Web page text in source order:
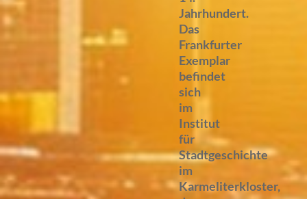
Jahrhundert.
Das
Frankfurter
Exemplar
befindet
sich
im
Institut
für
Stadtgeschichte
im
Karmeliterkloster,